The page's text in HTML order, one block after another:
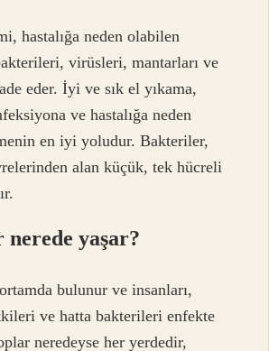
hastalığa neden olabilen
virüsleri, mantarları ve
eder. İyi ve sık el yıkama,
ve hastalığa neden
en iyi yoludur. Bakteriler,
alan küçük, tek hücreli
yaşar?
bulunur ve insanları,
ve hatta bakterileri enfekte
neredeyse her yerdedir,